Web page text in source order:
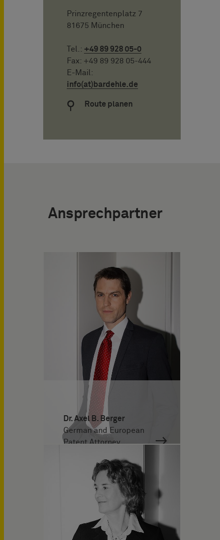
Prinzregentenplatz 7
81675 München
Tel.: +49 89 928 05-0
Fax: +49 89 928 05-444
E-Mail:
info(at)bardehle.de
Route planen
Ansprechpartner
Dr. Axel B. Berger
German and European
Patent Attorney